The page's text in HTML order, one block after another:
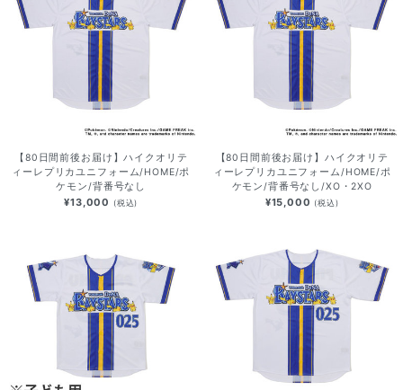
【80日間前後お届け】ハイクオリテ
ィーレプリカユニフォーム/HOME/ポ
ケモン/背番号なし
¥13,000 (税込)
【80日間前後お届け】ハイクオリテ
ィーレプリカユニフォーム/HOME/ポ
ケモン/背番号なし/XO・2XO
¥15,000 (税込)